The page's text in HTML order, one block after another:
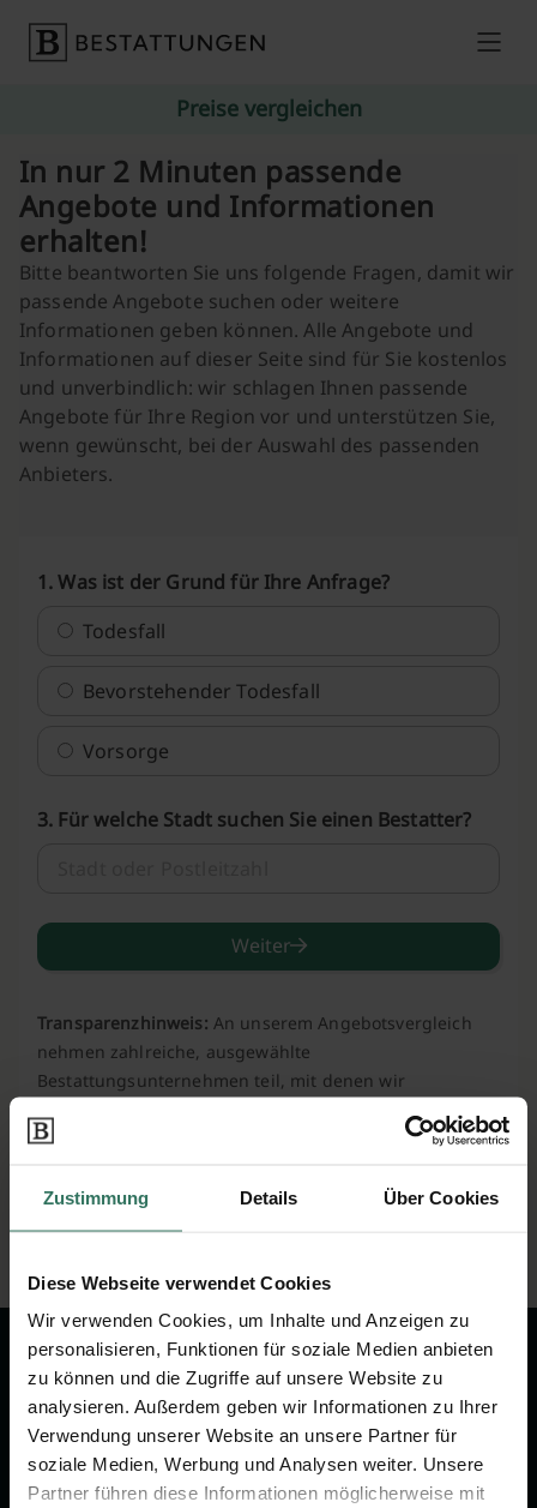
Zustimmung Details Über Cookies
Diese Webseite verwendet Cookies
Wir verwenden Cookies, um Inhalte und Anzeigen zu
personalisieren, Funktionen für soziale Medien anbieten
zu können und die Zugriffe auf unsere Website zu
analysieren. Außerdem geben wir Informationen zu Ihrer
Verwendung unserer Website an unsere Partner für
soziale Medien, Werbung und Analysen weiter. Unsere
Partner führen diese Informationen möglicherweise mit
Preise vergleichen
In nur 2 Minuten passende
Angebote und Informationen
erhalten!
Bitte beantworten Sie uns folgende Fragen, damit wir
passende Angebote suchen oder weitere
Informationen geben können. Alle Angebote und
Informationen auf dieser Seite sind für Sie kostenlos
und unverbindlich: wir schlagen Ihnen passende
Angebote für Ihre Region vor und unterstützen Sie,
wenn gewünscht, bei der Auswahl des passenden
Anbieters.
1. Was ist der Grund für Ihre Anfrage?
Todesfall
Bevorstehender Todesfall
Vorsorge
3. Für welche Stadt suchen Sie einen Bestatter?
Weiter
Transparenzhinweis: An unserem Angebotsvergleich
nehmen zahlreiche, ausgewählte
Bestattungsunternehmen teil, mit denen wir
Vermittlung zu Stande kommt, erhalten wir vom
unseren Service finanzieren. Für Sie als Kunde ist unser
Service kostenfrei und unverbindlich.
Wir sind Ihr Ansprechpartner rund
um das Thema Bestattung &
Vorsorge.